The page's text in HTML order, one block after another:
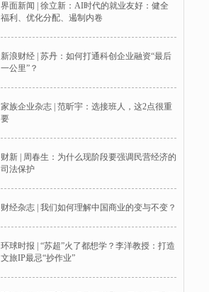
界面新闻 | 徐立新：AI时代的就业友好：健全
福利、优化分配、遏制内卷
新浪财经 | 苏丹：如何打通科创企业融资“最后
一公里”？
家族企业杂志 | 范昕宇：选接班人，这2点很重
要
财新 | 周春生：为什么现阶段要强调民营经济的
司法保护
财经杂志 | 我们如何理解中国商业的变与不变？
环球时报 | “苏超”火了都想学？李洋教授：打造
文旅IP最忌“抄作业”